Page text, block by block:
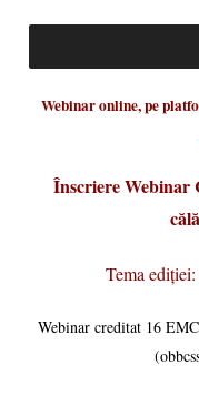
Webinar online, pe
Înscriere Webinar
Tema
Webinar creditat 16